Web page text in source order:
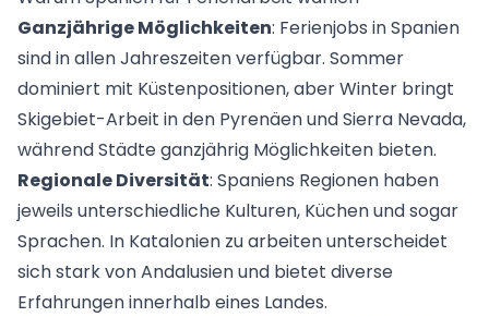
Ganzjährige Möglichkeiten: Ferienjobs in Spanien
sind in allen Jahreszeiten verfügbar. Sommer
dominiert mit Küstenpositionen, aber Winter bringt
Skigebiet-Arbeit in den Pyrenäen und Sierra Nevada,
während Städte ganzjährig Möglichkeiten bieten.
Regionale Diversität: Spaniens Regionen haben
jeweils unterschiedliche Kulturen, Küchen und sogar
Sprachen. In Katalonien zu arbeiten unterscheidet
sich stark von Andalusien und bietet diverse
Erfahrungen innerhalb eines Landes.